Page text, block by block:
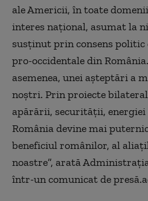
ale Americii, în toate
interes naţional, asumat la
susţinut prin consens
pro-occidentale din
asemenea, unei aşteptări a
noştri. Prin proiecte
apărării, securităţii,
România devine mai
beneficiul românilor, al
noastre”, arată
într-un comunicat de